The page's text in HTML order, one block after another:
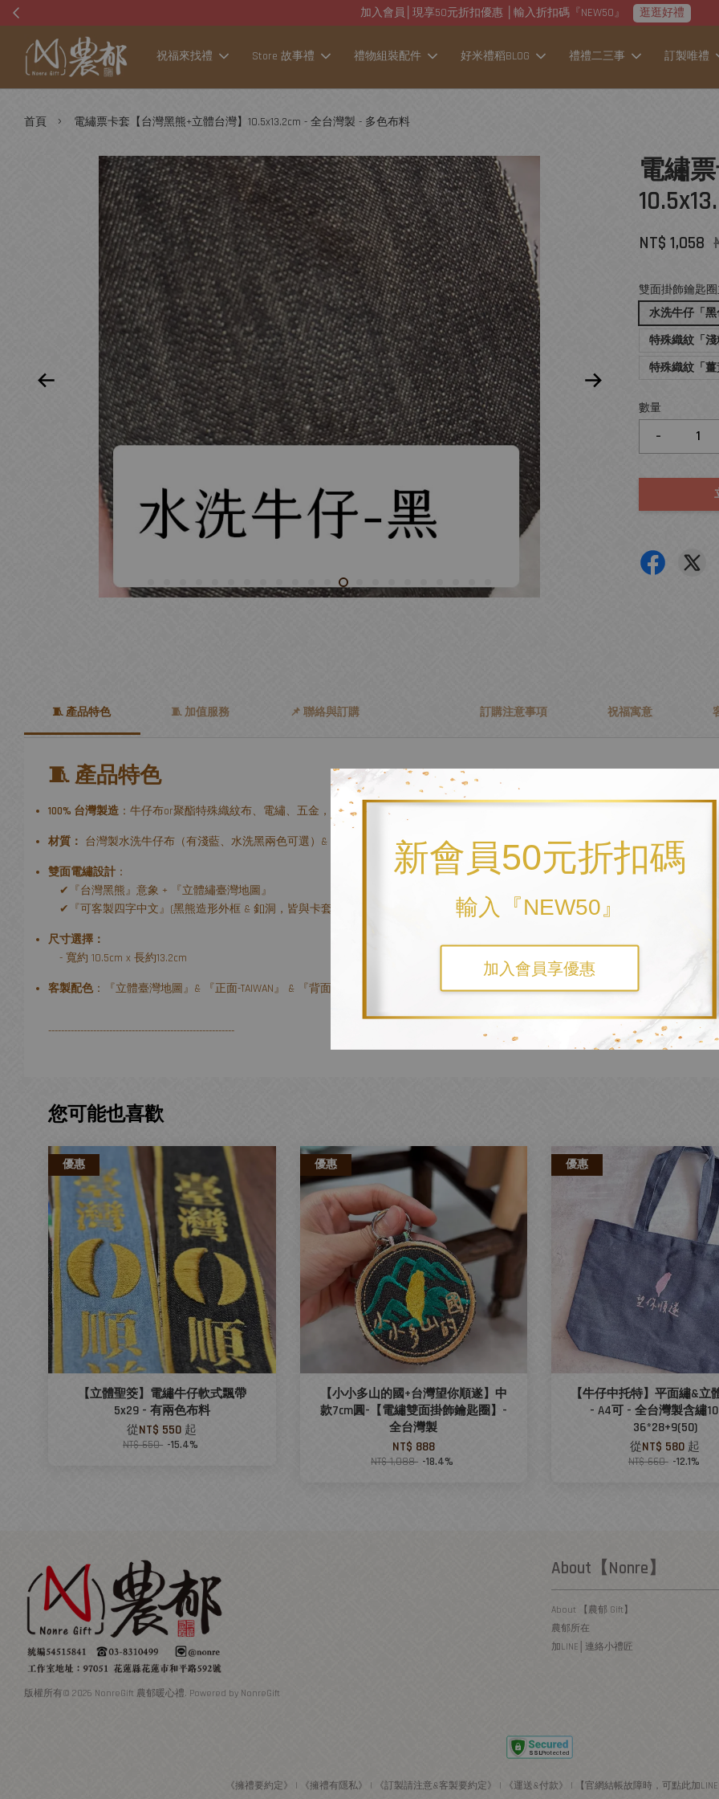
新會員50元折扣碼
輸入『NEW50』
加入會員享優惠
加入會員│現享50元折扣優惠 │輸入折扣碼『NEW50』 逛逛好禮
祝福來找禮 Store 故事禮 禮物組裝配件 好米禮稻BLOG 禮禮二三事 訂製唯禮
首頁 › 電繡票卡套【台灣黑熊+立體台灣】10.5x13.2cm - 全台灣製 - 多色布料
電繡
NT$ 1,058
雙面掛飾鑰匙
水洗牛仔「
特殊織紋「
特殊織紋「
數量
-
🧵 產品特色 🧵 加值服務 📌 聯絡與訂購 訂購注意事項 祝福寓意
🧵 產品特色
100% 台灣製造 ：牛仔布or聚酯特殊織紋布、電繡、五金，全程台灣製作
材質： 台灣製水洗牛仔布（有淺藍、水洗黑兩色可選）& 聚酯特殊織紋布 (有多色可選)
雙面電繡設計 ：
✔『台灣黑熊』意象 + 『立體繡臺灣地圖』
✔『可客製四字中文』(黑熊造形外框 & 釦洞，皆與卡套外包框線色相同喔！)
尺寸選擇：
- 寬約 10.5cm x 長約13.2cm
客製配色：『立體臺灣地圖』& 『正面-TAIWAN』 & 『背面文字』 + 『背面黑熊造形外框 + 釦洞+卡套外包框』四個部分都可自行選配繡
----------------------------------------------------------
您可能也喜歡
優惠
【立體聖筊】電繡牛仔軟式飄帶
5x29 - 有兩色布料
從NT$ 550 起
NT$ 650 -15.4%
優惠
【小小多山的國+台灣望你順遂】中
款7cm圓-【電繡雙面掛飾鑰匙圈】-
全台灣製
NT$ 888
NT$ 1,088 -18.4%
優惠
【牛仔中托特】平面繡&立
- A4可 - 全台灣製含繡
36*28+9(50)
從NT$ 580 起
NT$ 660 -12.1%
版權所有© 2026 NonreGift 農郁暖心禮. Powered by NonreGift
About【Nonre】
About 【農郁 Gift】
農郁所在
加LINE│連絡小禮匠
《擁禮要約定》 | 《擁禮有隱私》 | 《訂製請注意&客製要約定》 | 《運送&付款》 | 【官網結帳故障時，可點此加